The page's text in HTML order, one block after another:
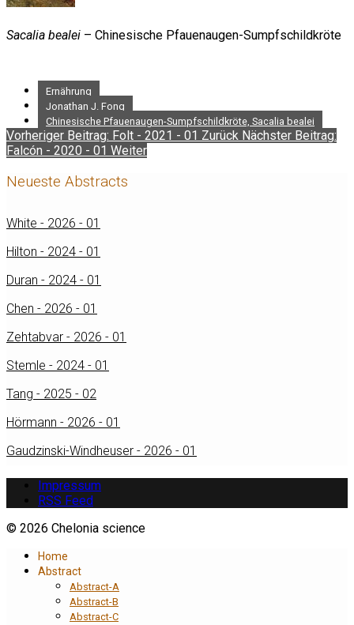
Sacalia bealei – Chinesische Pfauenaugen-Sumpfschildkröte
Ernährung
Jonathan J. Fong
Chinesische Pfauenaugen-Sumpfschildkröte, Sacalia bealei
Vorheriger Beitrag: Folt - 2021 - 01 Zurück Nächster Beitrag:
Falcón - 2020 - 01 Weiter
Neueste Abstracts
White - 2026 - 01
Hilton - 2024 - 01
Duran - 2024 - 01
Chen - 2026 - 01
Zehtabvar - 2026 - 01
Stemle - 2024 - 01
Tang - 2025 - 02
Hörmann - 2026 - 01
Gaudzinski-Windheuser - 2026 - 01
Impressum
RSS Feed
© 2026 Chelonia science
Home
Abstract
Abstract-A
Abstract-B
Abstract-C